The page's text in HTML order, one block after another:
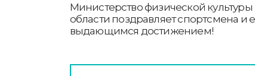
Министерство физической
области поздравляет спортсмена и
выдающимся достижением!